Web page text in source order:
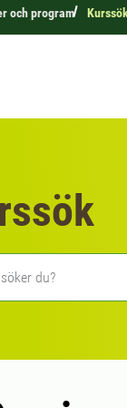
och program